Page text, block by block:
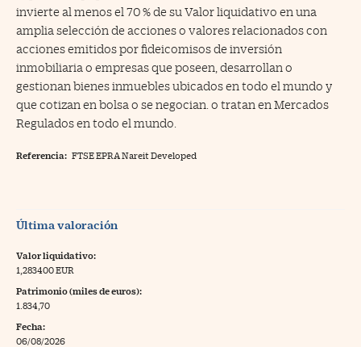
invierte al menos el 70 % de su Valor liquidativo en una
amplia selección de acciones o valores relacionados con
acciones emitidos por fideicomisos de inversión
inmobiliaria o empresas que poseen, desarrollan o
gestionan bienes inmuebles ubicados en todo el mundo y
que cotizan en bolsa o se negocian. o tratan en Mercados
Regulados en todo el mundo.
Referencia: FTSE EPRA Nareit Developed
Última valoración
Valor liquidativo:
1,283400 EUR
Patrimonio (miles de euros):
1.834,70
Fecha:
06/08/2026